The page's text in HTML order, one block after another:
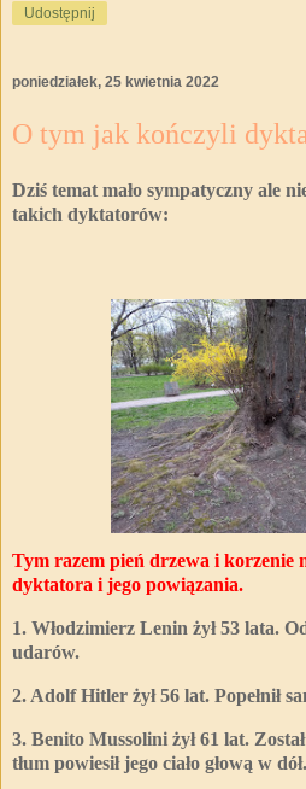
Udostępnij
poniedziałek, 25 kwietnia 2022
O tym jak kończyli
Dziś temat mało sympatyczny ale
takich dyktatorów:
Tym razem pień drzewa i korzenie
dyktatora i jego powiązania.
1. Włodzimierz Lenin żył 53 lata.
udarów.
2. Adolf Hitler żył 56 lat. Popełnił
3. Benito Mussolini żył 61 lat.
tłum powiesił jego ciało głową w dół.